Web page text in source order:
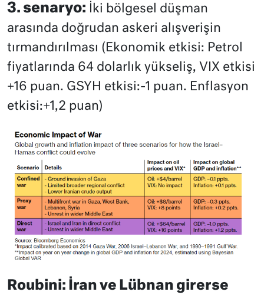
3. senaryo: İki bölgesel düşman
arasında doğrudan askeri alışverişin
tırmandırılması (Ekonomik etkisi: Petrol
fiyatlarında 64 dolarlık yükseliş, VIX etkisi
+16 puan. GSYH etkisi:-1 puan. Enflasyon
etkisi:+1,2 puan)
Roubini: İran ve Lübnan girerse